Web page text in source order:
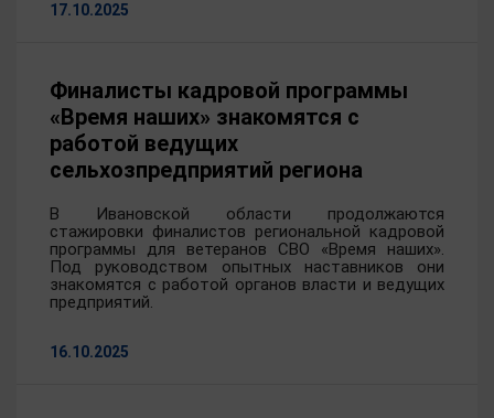
17.10.2025
Финалисты кадровой программы
«Время наших» знакомятся с
работой ведущих
сельхозпредприятий региона
В Ивановской области продолжаются
стажировки финалистов региональной кадровой
программы для ветеранов СВО «Время наших».
Под руководством опытных наставников они
знакомятся с работой органов власти и ведущих
предприятий.
16.10.2025